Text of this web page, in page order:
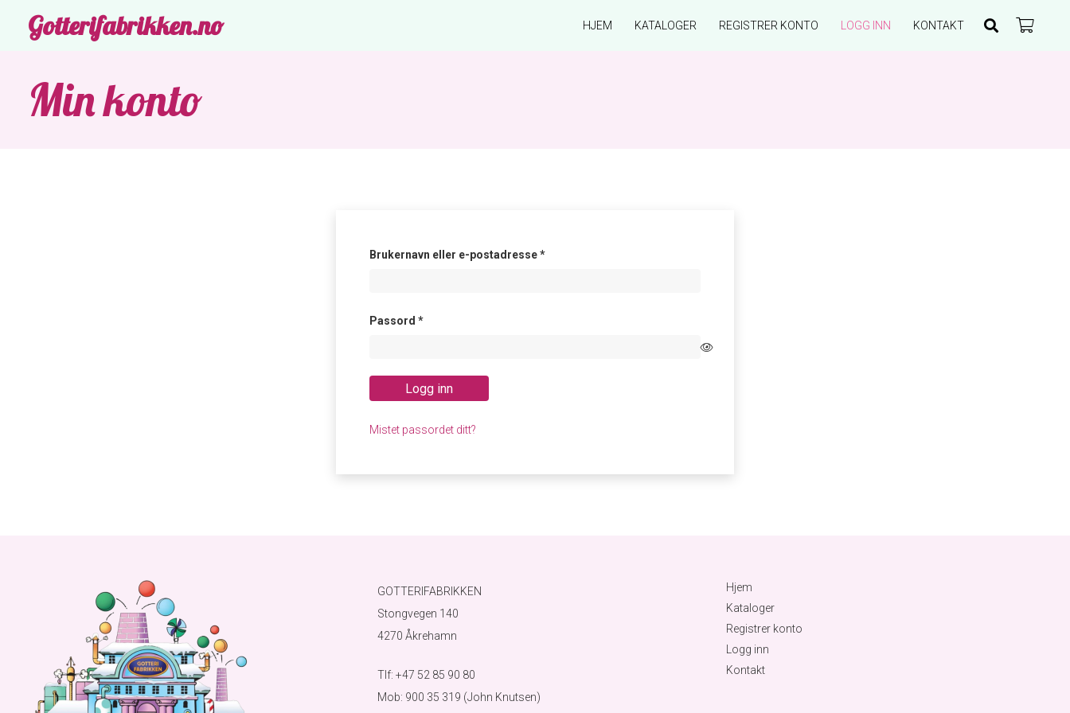
Gotterifabrikken.no HJEM KATALOGER REGISTRER KONTO LOGG INN KONTAKT
Min konto
Brukernavn eller e-postadresse*Påkrevd
Passord *Påkrevd
Logg inn
Mistet passordet ditt?
GOTTERIFABRIKKEN
Stongvegen 140
4270 Åkrehamn
Tlf: +47 52 85 90 80
Mob: 900 35 319 (John Knutsen)
Hjem
Kataloger
Registrer konto
Logg inn
Kontakt